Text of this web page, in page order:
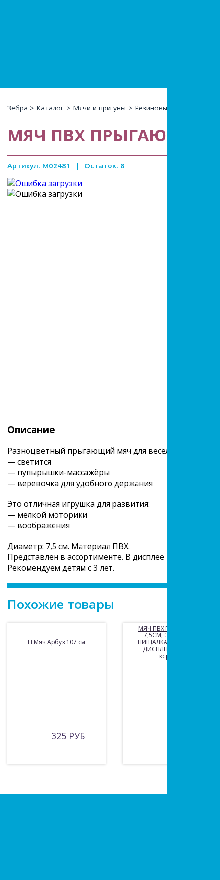
Зебра > Каталог > Мячи и пригуны > Резиновые мячи
МЯЧ ПВХ ПРЫГАЮЩИЙ
Артикул: M02481 | Остаток: 8
Описание
Разноцветный прыгающий мяч для весёлой игры:
— светится
— пупырышки-массажёры
— веревочка для удобного держания
Это отличная игрушка для развития:
— мелкой моторики
— воображения
Диаметр: 7,5 см. Материал ПВХ.
Представлен в ассортименте. В дисплее 12 шт.
Рекомендуем детям с 3 лет.
Похожие товары
Н.Мяч Арбуз 107 см
325 РУБ
МЯЧ ПВХ ПРЫГАЮЩИЙ
7,5СМ, СО СВЕТОМ,
ПИЩАЛКА, В АССОРТ. В
ДИСПЛЕЕ УП-12ШТ в
кор.24уп
Есть вопросы?